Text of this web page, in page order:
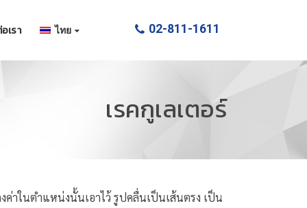
เรา ไทย 02-811-1611
เรคกูเลเตอร์
ค่าในตำแหน่งนั้นเอาไว้ รูปคลื่นเป็นเส้นตรง เป็น